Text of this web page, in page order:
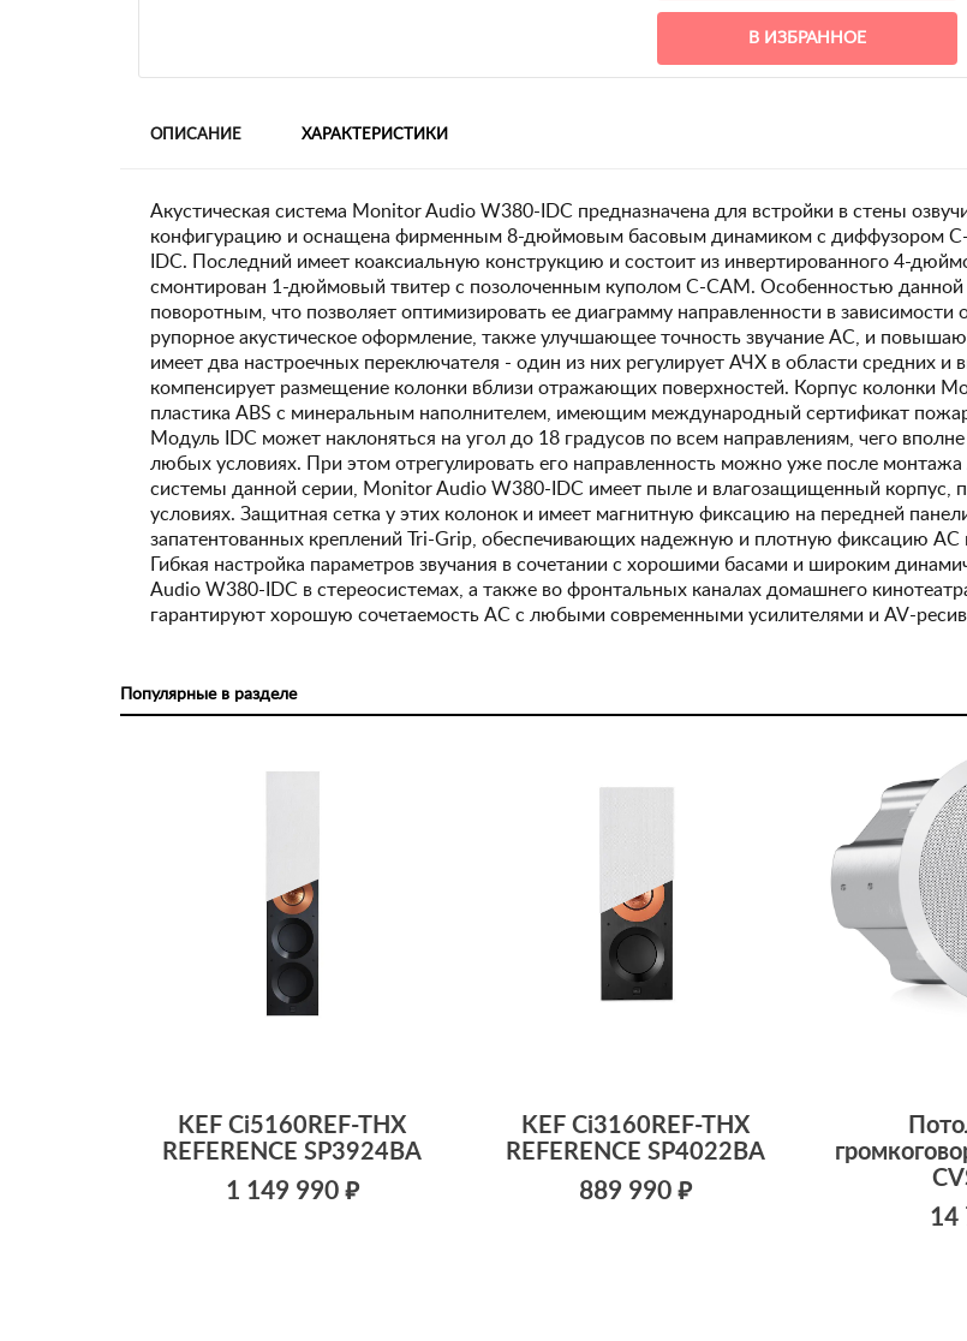
В ИЗБРАННОЕ
ОПИСАНИЕ ХАРАКТЕРИСТИКИ
Акустическая система Monitor Audio W380-IDC предназначена для встройки в стены
конфигурацию и оснащена фирменным 8-дюймовым басовым динамиком с диффузором
IDC. Последний имеет коаксиальную конструкцию и состоит из инвертированного 4-
смонтирован 1-дюймовый твитер с позолоченным куполом C-CAM. Особенностью
поворотным, что позволяет оптимизировать ее диаграмму направленности в
рупорное акустическое оформление, также улучшающее точность звучание АС, и
имеет два настроечных переключателя - один из них регулирует АЧХ в области средних и
компенсирует размещение колонки вблизи отражающих поверхностей. Корпус колонки
пластика ABS с минеральным наполнителем, имеющим международный сертификат
Модуль IDC может наклоняться на угол до 18 градусов по всем направлениям, чего
любых условиях. При этом отрегулировать его направленность можно уже после монтажа
системы данной серии, Monitor Audio W380-IDC имеет пыле и влагозащищенный корпус,
условиях. Защитная сетка у этих колонок и имеет магнитную фиксацию на передней
запатентованных креплений Tri-Grip, обеспечивающих надежную и плотную фиксацию АС
Гибкая настройка параметров звучания в сочетании с хорошими басами и широким
Audio W380-IDC в стереосистемах, а также во фронтальных каналах домашнего
гарантируют хорошую сочетаемость АС с любыми современными усилителями и AV-
Популярные в разделе
KEF Ci5160REF-THX
REFERENCE SP3924BA
1 149 990 ₽
KEF Ci3160REF-THX
REFERENCE SP4022BA
889 990 ₽
14